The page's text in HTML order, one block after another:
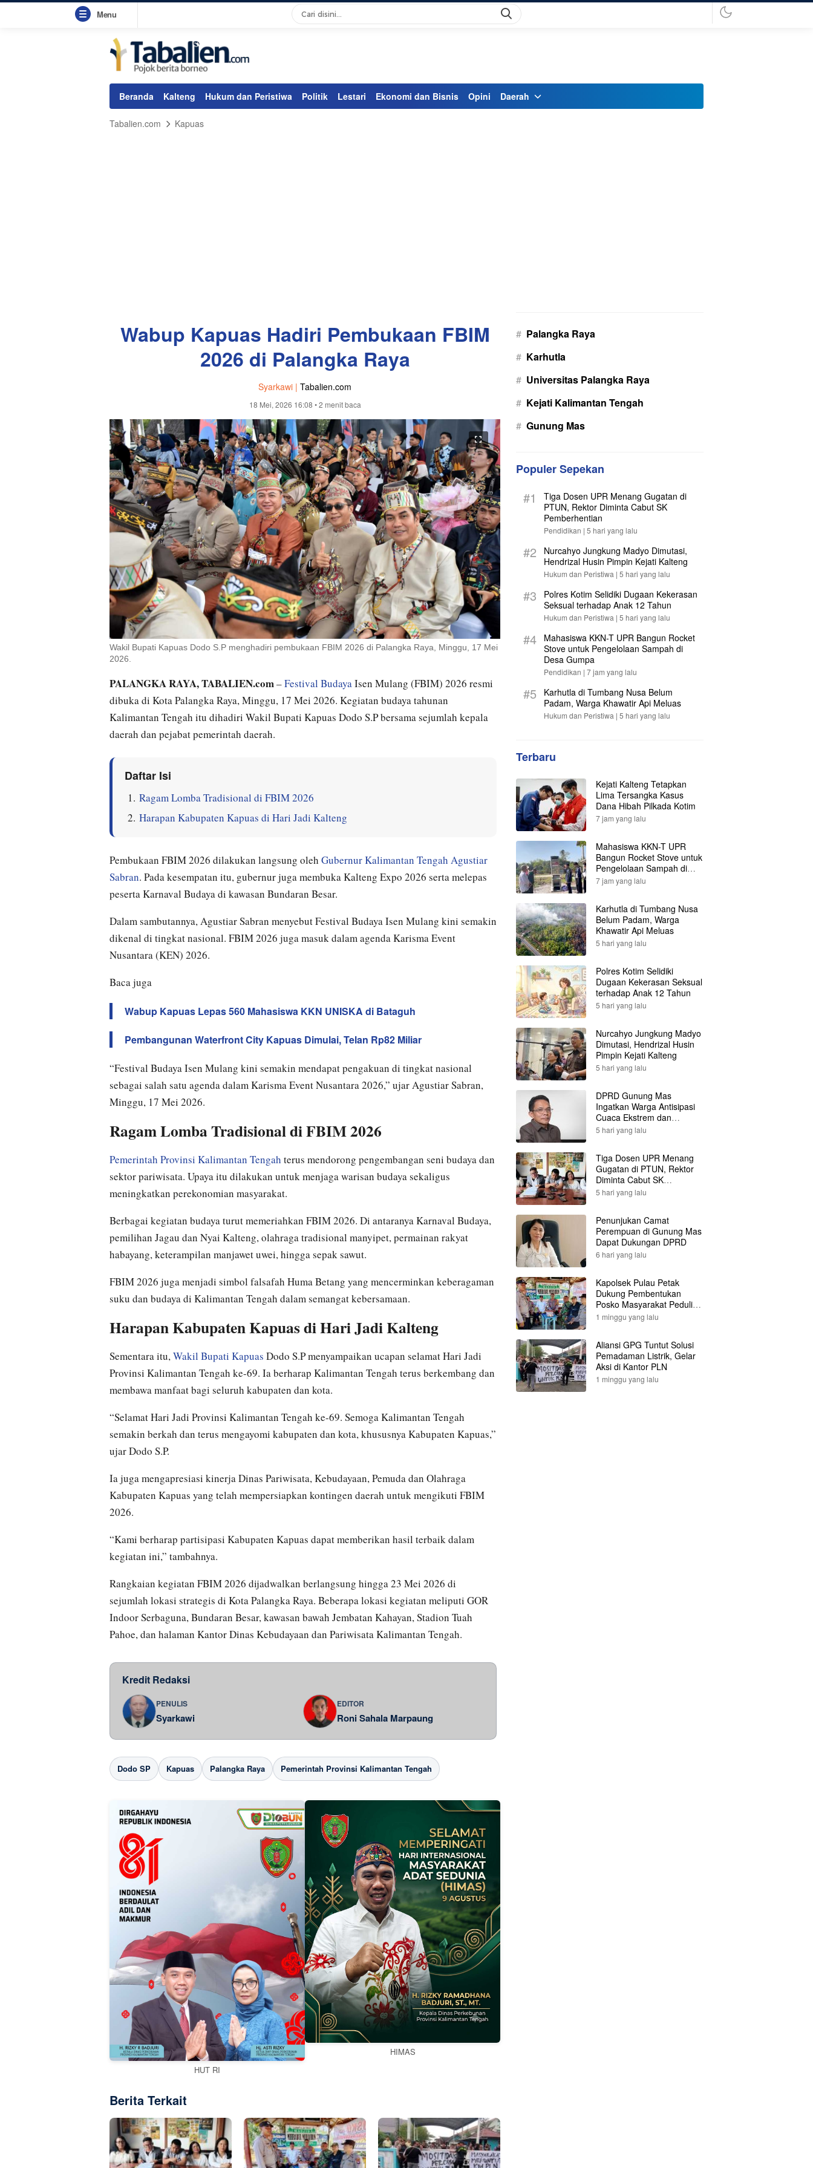
Menu
Beranda Kalteng Hukum dan Peristiwa Politik Lestari Ekonomi dan Bisnis Opini Daerah
Tabalien.com Kapuas
Wabup Kapuas Hadiri Pembukaan FBIM
2026 di Palangka Raya
Syarkawi | Tabalien.com
18 Mei, 2026 16:08 • 2 menit baca
Wakil Bupati Kapuas Dodo S.P menghadiri pembukaan FBIM 2026 di Palangka Raya, Minggu, 17 Mei
2026.
PALANGKA RAYA, TABALIEN.com–Festival BudayaIsen Mulang (FBIM) 2026 resmi
dibuka di Kota Palangka Raya, Minggu, 17 Mei 2026. Kegiatan budaya tahunan
Kalimantan Tengah itu dihadiri Wakil Bupati Kapuas Dodo S.P bersama sejumlah kepala
daerah dan pejabat pemerintah daerah.
Daftar Isi
Ragam Lomba Tradisional di FBIM 2026
Harapan Kabupaten Kapuas di Hari Jadi Kalteng
Pembukaan FBIM 2026 dilakukan langsung oleh Gubernur Kalimantan Tengah Agustiar
Sabran. Pada kesempatan itu, gubernur juga membuka Kalteng Expo 2026 serta melepas
peserta Karnaval Budaya di kawasan Bundaran Besar.
Dalam sambutannya, Agustiar Sabran menyebut Festival Budaya Isen Mulang kini semakin
dikenal di tingkat nasional. FBIM 2026 juga masuk dalam agenda Karisma Event
Nusantara (KEN) 2026.
Baca juga
Wabup Kapuas Lepas 560 Mahasiswa KKN UNISKA di Bataguh
Pembangunan Waterfront City Kapuas Dimulai, Telan Rp82 Miliar
“Festival Budaya Isen Mulang kini semakin mendapat pengakuan di tingkat nasional
sebagai salah satu agenda dalam Karisma Event Nusantara 2026,” ujar Agustiar Sabran,
Minggu, 17 Mei 2026.
Ragam Lomba Tradisional di FBIM 2026
Pemerintah Provinsi Kalimantan Tengah terus mendorong pengembangan seni budaya dan
sektor pariwisata. Upaya itu dilakukan untuk menjaga warisan budaya sekaligus
meningkatkan perekonomian masyarakat.
Berbagai kegiatan budaya turut memeriahkan FBIM 2026. Di antaranya Karnaval Budaya,
pemilihan Jagau dan Nyai Kalteng, olahraga tradisional manyipet, permainan rakyat
habayang, keterampilan manjawet uwei, hingga sepak sawut.
FBIM 2026 juga menjadi simbol falsafah Huma Betang yang mencerminkan keberagaman
suku dan budaya di Kalimantan Tengah dalam semangat kebersamaan.
Harapan Kabupaten Kapuas di Hari Jadi Kalteng
Sementara itu,Wakil Bupati Kapuas Dodo S.P menyampaikan ucapan selamat Hari Jadi
Provinsi Kalimantan Tengah ke-69. Ia berharap Kalimantan Tengah terus berkembang dan
membawa manfaat bagi seluruh kabupaten dan kota.
“Selamat Hari Jadi Provinsi Kalimantan Tengah ke-69. Semoga Kalimantan Tengah
semakin berkah dan terus mengayomi kabupaten dan kota, khususnya Kabupaten Kapuas,”
ujar Dodo S.P.
Ia juga mengapresiasi kinerja Dinas Pariwisata, Kebudayaan, Pemuda dan Olahraga
Kabupaten Kapuas yang telah mempersiapkan kontingen daerah untuk mengikuti FBIM
2026.
“Kami berharap partisipasi Kabupaten Kapuas dapat memberikan hasil terbaik dalam
kegiatan ini,” tambahnya.
Rangkaian kegiatan FBIM 2026 dijadwalkan berlangsung hingga 23 Mei 2026 di
sejumlah lokasi strategis di Kota Palangka Raya. Beberapa lokasi kegiatan meliputi GOR
Indoor Serbaguna, Bundaran Besar, kawasan bawah Jembatan Kahayan, Stadion Tuah
Pahoe, dan halaman Kantor Dinas Kebudayaan dan Pariwisata Kalimantan Tengah.
Kredit Redaksi
PENULIS
Syarkawi
EDITOR
Roni Sahala Marpaung
Dodo SP Kapuas Palangka Raya Pemerintah Provinsi Kalimantan Tengah
HUT RI
HIMAS
Berita Terkait
# Palangka Raya
# Karhutla
# Universitas Palangka Raya
# Kejati Kalimantan Tengah
# Gunung Mas
Populer Sepekan
#1
Tiga Dosen UPR Menang Gugatan di
PTUN, Rektor Diminta Cabut SK
Pemberhentian
Pendidikan | 5 hari yang lalu
#2
Nurcahyo Jungkung Madyo Dimutasi,
Hendrizal Husin Pimpin Kejati Kalteng
Hukum dan Peristiwa | 5 hari yang lalu
#3
Polres Kotim Selidiki Dugaan Kekerasan
Seksual terhadap Anak 12 Tahun
Hukum dan Peristiwa | 5 hari yang lalu
#4
Mahasiswa KKN-T UPR Bangun Rocket
Stove untuk Pengelolaan Sampah di
Desa Gumpa
Pendidikan | 7 jam yang lalu
#5
Karhutla di Tumbang Nusa Belum
Padam, Warga Khawatir Api Meluas
Hukum dan Peristiwa | 5 hari yang lalu
Terbaru
Kejati Kalteng Tetapkan
Lima Tersangka Kasus
Dana Hibah Pilkada Kotim
7 jam yang lalu
Mahasiswa KKN-T UPR
Bangun Rocket Stove untuk
Pengelolaan Sampah di
Desa Gumpa
7 jam yang lalu
Karhutla di Tumbang Nusa
Belum Padam, Warga
Khawatir Api Meluas
5 hari yang lalu
Polres Kotim Selidiki
Dugaan Kekerasan Seksual
terhadap Anak 12 Tahun
5 hari yang lalu
Nurcahyo Jungkung Madyo
Dimutasi, Hendrizal Husin
Pimpin Kejati Kalteng
5 hari yang lalu
DPRD Gunung Mas
Ingatkan Warga Antisipasi
Cuaca Ekstrem dan
Karhutla
5 hari yang lalu
Tiga Dosen UPR Menang
Gugatan di PTUN, Rektor
Diminta Cabut SK
Pemberhentian
5 hari yang lalu
Penunjukan Camat
Perempuan di Gunung Mas
Dapat Dukungan DPRD
6 hari yang lalu
Kapolsek Pulau Petak
Dukung Pembentukan
Posko Masyarakat Peduli
Api
1 minggu yang lalu
Aliansi GPG Tuntut Solusi
Pemadaman Listrik, Gelar
Aksi di Kantor PLN
1 minggu yang lalu